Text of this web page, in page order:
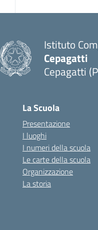
Istituto
Cepagatti
Cepagatti
La Scuola
Presentazione
I luoghi
I numeri della scuola
Le carte della scuola
Organizzazione
La storia